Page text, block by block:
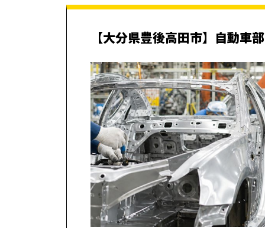
【大分県豊後高田市】自動車